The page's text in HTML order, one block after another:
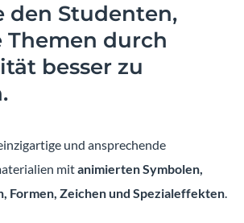
den Studenten,
Themen durch
besser zu
und ansprechende
mitanimierten Symbolen,
Formen, Zeichen und Spezialeffekten.